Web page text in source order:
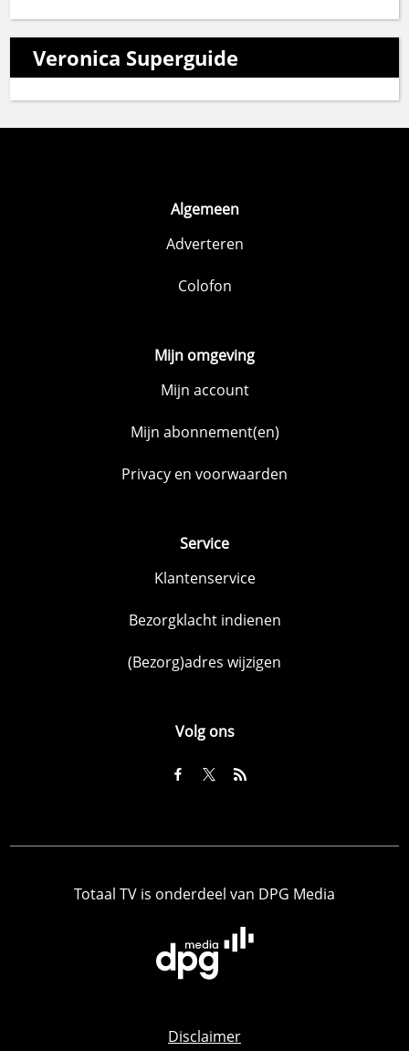
Veronica Superguide
Algemeen
Adverteren
Colofon
Mijn omgeving
Mijn account
Mijn abonnement(en)
Privacy en voorwaarden
Service
Klantenservice
Bezorgklacht indienen
(Bezorg)adres wijzigen
Volg ons
Totaal TV is onderdeel van DPG Media
Disclaimer